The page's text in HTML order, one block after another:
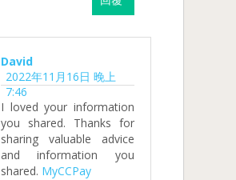
David
2022年11月16日 晚上
7:46
I loved your information
you shared. Thanks for
sharing valuable advice
and information you
shared. MyCCPay